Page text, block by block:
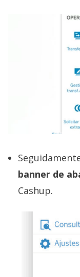
banner de
Cashup.